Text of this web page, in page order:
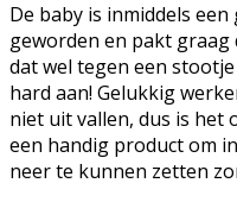
De baby is inmiddels
geworden en pakt graag
dat wel tegen een
hard aan! Gelukkig
niet uit vallen, dus is het
een handig product om
neer te kunnen zetten